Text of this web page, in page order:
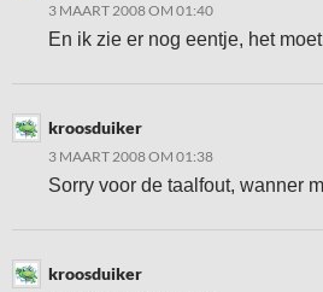
3 MAART 2008 OM 01:40
En ik zie er nog eentje, het
kroosduiker
3 MAART 2008 OM 01:38
Sorry voor de taalfout, wanner
kroosduiker